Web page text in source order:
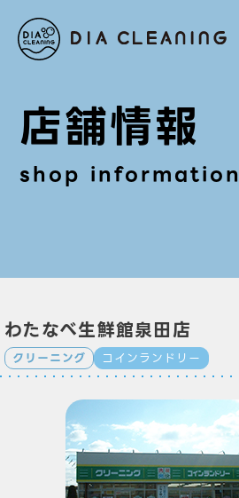
店舗情報
shop information
わたなべ生鮮館泉田店
クリーニング コインランドリー